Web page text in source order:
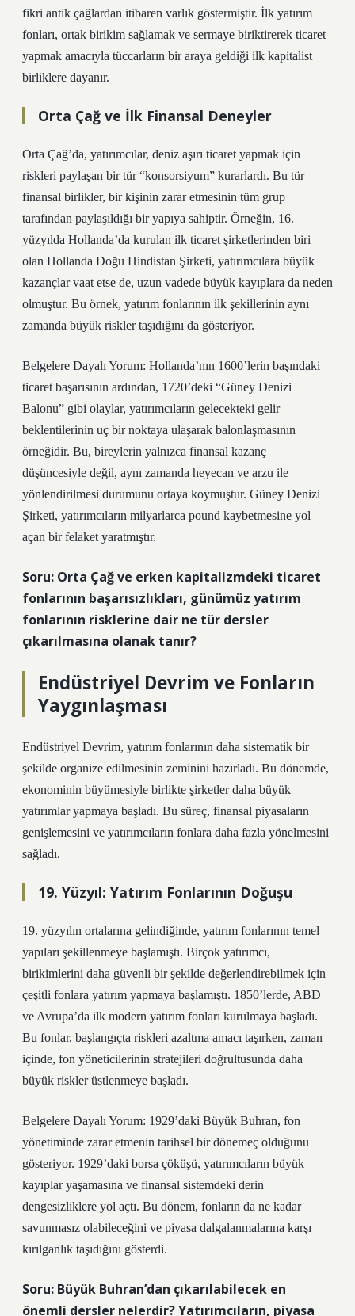
fikri antik çağlardan itibaren varlık göstermiştir. İlk yatırım
fonları, ortak birikim sağlamak ve sermaye biriktirerek ticaret
yapmak amacıyla tüccarların bir araya geldiği ilk kapitalist
birliklere dayanır.
Orta Çağ ve İlk Finansal Deneyler
Orta Çağ’da, yatırımcılar, deniz aşırı ticaret yapmak için
riskleri paylaşan bir tür “konsorsiyum” kurarlardı. Bu tür
finansal birlikler, bir kişinin zarar etmesinin tüm grup
tarafından paylaşıldığı bir yapıya sahiptir. Örneğin, 16.
yüzyılda Hollanda’da kurulan ilk ticaret şirketlerinden biri
olan Hollanda Doğu Hindistan Şirketi, yatırımcılara büyük
kazançlar vaat etse de, uzun vadede büyük kayıplara da neden
olmuştur. Bu örnek, yatırım fonlarının ilk şekillerinin aynı
zamanda büyük riskler taşıdığını da gösteriyor.
Belgelere Dayalı Yorum: Hollanda’nın 1600’lerin başındaki
ticaret başarısının ardından, 1720’deki “Güney Denizi
Balonu” gibi olaylar, yatırımcıların gelecekteki gelir
beklentilerinin uç bir noktaya ulaşarak balonlaşmasının
örneğidir. Bu, bireylerin yalnızca finansal kazanç
düşüncesiyle değil, aynı zamanda heyecan ve arzu ile
yönlendirilmesi durumunu ortaya koymuştur. Güney Denizi
Şirketi, yatırımcıların milyarlarca pound kaybetmesine yol
açan bir felaket yaratmıştır.
Soru: Orta Çağ ve erken kapitalizmdeki ticaret
fonlarının başarısızlıkları, günümüz yatırım
fonlarının risklerine dair ne tür dersler
çıkarılmasına olanak tanır?
Endüstriyel Devrim ve Fonların
Yaygınlaşması
Endüstriyel Devrim, yatırım fonlarının daha sistematik bir
şekilde organize edilmesinin zeminini hazırladı. Bu dönemde,
ekonominin büyümesiyle birlikte şirketler daha büyük
yatırımlar yapmaya başladı. Bu süreç, finansal piyasaların
genişlemesini ve yatırımcıların fonlara daha fazla yönelmesini
sağladı.
19. Yüzyıl: Yatırım Fonlarının Doğuşu
19. yüzyılın ortalarına gelindiğinde, yatırım fonlarının temel
yapıları şekillenmeye başlamıştı. Birçok yatırımcı,
birikimlerini daha güvenli bir şekilde değerlendirebilmek için
çeşitli fonlara yatırım yapmaya başlamıştı. 1850’lerde, ABD
ve Avrupa’da ilk modern yatırım fonları kurulmaya başladı.
Bu fonlar, başlangıçta riskleri azaltma amacı taşırken, zaman
içinde, fon yöneticilerinin stratejileri doğrultusunda daha
büyük riskler üstlenmeye başladı.
Belgelere Dayalı Yorum: 1929’daki Büyük Buhran, fon
yönetiminde zarar etmenin tarihsel bir dönemeç olduğunu
gösteriyor. 1929’daki borsa çöküşü, yatırımcıların büyük
kayıplar yaşamasına ve finansal sistemdeki derin
dengesizliklere yol açtı. Bu dönem, fonların da ne kadar
savunmasız olabileceğini ve piyasa dalgalanmalarına karşı
kırılganlık taşıdığını gösterdi.
Soru: Büyük Buhran’dan çıkarılabilecek en
önemli dersler nelerdir? Yatırımcıların, piyasa